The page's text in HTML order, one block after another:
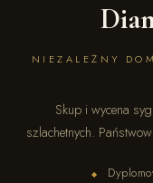
NIEZALEŻNY
Skup i wycena
szlachetnych.
◆